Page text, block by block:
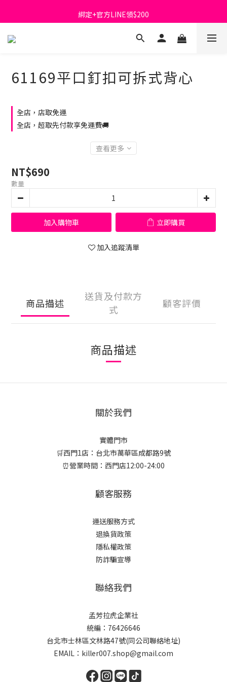
首購免運費🚚
綁定+官方LINE領$200
出清特價_買一送一
61169平口釘扣可拆式背心
全店，店取免運
全店，超取先付款享免運費🚚
查看更多
NT$690
數量
加入購物車 立即購買
加入追蹤清單
商品描述
送貨及付款方
式
顧客評價
商品描述
關於我們
實體門市
🛒西門1店：台北市萬華區成都路9號
⏰營業時間：西門店12:00-24:00
顧客服務
運送服務方式
退換貨政策
隱私權政策
防詐騙宣導
聯絡我們
孟芳拉虎企業社
統編：76426646
台北市士林區文林路47號(同公司聯絡地址)
EMAIL：killer007.shop@gmail.com